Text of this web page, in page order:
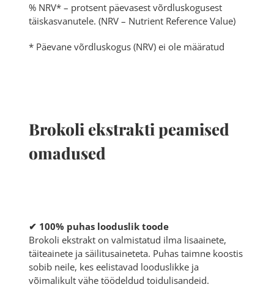
% NRV* – protsent päevasest võrdluskogusest
täiskasvanutele. (NRV – Nutrient Reference Value)
* Päevane võrdluskogus (NRV) ei ole määratud
Brokoli ekstrakti peamised
omadused
✔ 100% puhas looduslik toode
Brokoli ekstrakt on valmistatud ilma lisaainete,
täiteainete ja säilitusaineteta. Puhas taimne koostis
sobib neile, kes eelistavad looduslikke ja
võimalikult vähe töödeldud toidulisandeid.